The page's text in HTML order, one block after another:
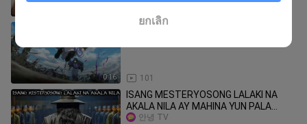
0:16
Naruto highlights Moment!!
101
ISANG MESTERYOSONG LALAKI NA
AKALA NILA AY MAHINA YUN PALA
NAPAKA GALING LUMABAN
안녕 TV
ยกเลิก